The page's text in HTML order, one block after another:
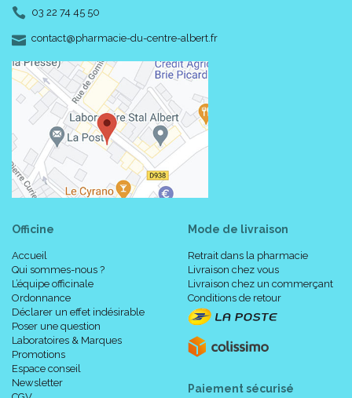
Code ACL : 4121551
Code EAN : 3401041215519
03 22 74 45 50
contact-
@-
pharmacie-du-centre-albert.fr
Officine
Accueil
Qui sommes-nous ?
L’équipe officinale
Ordonnance
Déclarer un effet indésirable
Poser une question
Laboratoires & Marques
Promotions
Espace conseil
Newsletter
Mode de livraison
Retrait dans la pharmacie
Livraison chez vous
Livraison chez un commerçant
Conditions de retour
Paiement sécurisé